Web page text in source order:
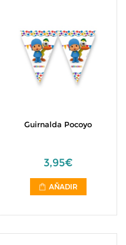
Guirnalda Pocoyo
3,95€
AÑADIR